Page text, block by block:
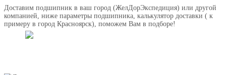
Доставим подшипник в ваш город (ЖелДорЭкспедиция) или другой
компанией, ниже параметры подшипника, калькулятор доставки ( к
примеру в город Красноярск), поможем Вам в подборе!